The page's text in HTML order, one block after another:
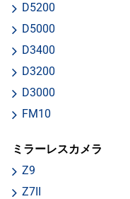
D5200
D5000
D3400
D3200
D3000
FM10
ミラーレスカメラ
Z9
Z7II